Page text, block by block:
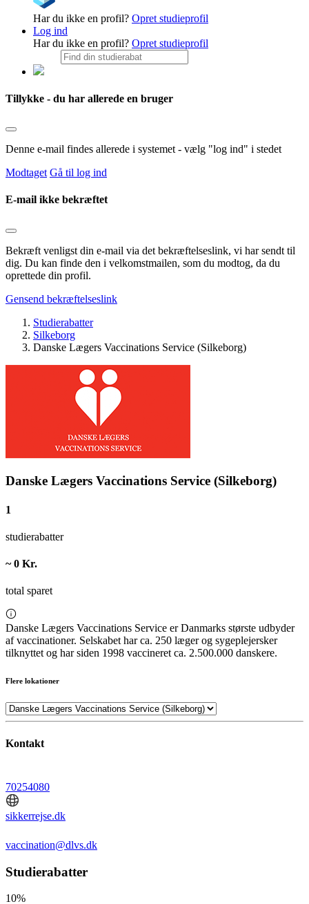
Har du ikke en profil? Opret studieprofil
Log ind
Har du ikke en profil? Opret studieprofil
Tillykke - du har allerede en bruger
Denne e-mail findes allerede i systemet - vælg "log ind" i stedet
Modtaget Gå til log ind
E-mail ikke bekræftet
Bekræft venligst din e-mail via det bekræftelseslink, vi har sendt til
dig. Du kan finde den i velkomstmailen, som du modtog, da du
oprettede din profil.
Gensend bekræftelseslink
Studierabatter
Silkeborg
Danske Lægers Vaccinations Service (Silkeborg)
Danske Lægers Vaccinations Service (Silkeborg)
1
studierabatter
~ 0 Kr.
total sparet
Danske Lægers Vaccinations Service er Danmarks største udbyder
af vaccinationer. Selskabet har ca. 250 læger og sygeplejersker
tilknyttet og har siden 1998 vaccineret ca. 2.500.000 danskere.
Flere lokationer
Kontakt
70254080
sikkerrejse.dk
vaccination@dlvs.dk
Studierabatter
10%